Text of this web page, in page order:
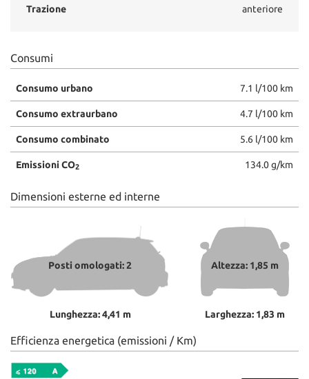
Trazione anteriore
Consumi
Consumo urbano 7.1 l/100 km
Consumo extraurbano 4.7 l/100 km
Consumo combinato 5.6 l/100 km
Emissioni CO2 134.0 g/km
Dimensioni esterne ed interne
Posti omologati: 2
Lunghezza: 4,41 m
Altezza: 1,85 m
Larghezza: 1,83 m
Efficienza energetica (emissioni / Km)